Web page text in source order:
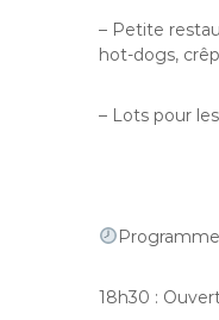
– Petite
hot-dogs,
– Lots pour
18h30 :